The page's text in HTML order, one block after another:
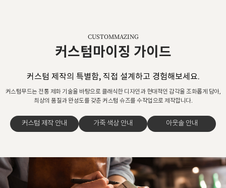
CUSTOMMAZING
커스텀마이징 가이드
커스텀 제작의 특별함, 직접 설계하고 경험해보세요.
커스텀무드는 전통 제화 기술을 바탕으로 클래식한 디자인과 현대적인 감각을 조화롭게 담아,
최상의 품질과 완성도를 갖춘 커스텀 슈즈를 수작업으로 제작합니다.
커스텀 제작 안내 가죽 색상 안내 아웃솔 안내